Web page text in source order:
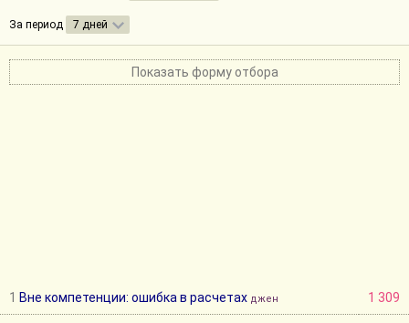
За период 7 дней
Показать форму отбора
1 Вне компетенции: ошибка в расчетах джен 1 309